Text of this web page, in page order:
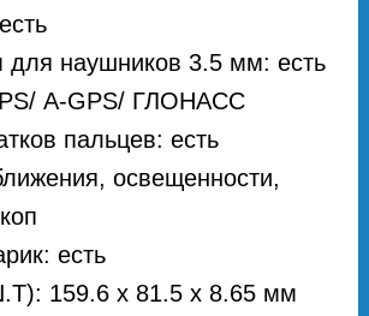
для наушников 3.5 мм: есть
А-GPS/ ГЛОНАСС
пальцев: есть
освещенности,
есть
159.6 x 81.5 x 8.65 мм